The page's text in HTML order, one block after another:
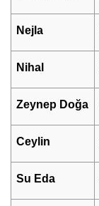
Nejla
Nihal
Zeynep Doğa
Ceylin
Su Eda